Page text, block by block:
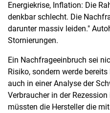
Energiekrise, Inflation: Die
denkbar schlecht. Die
darunter massiv leiden."
Stornierungen.
Ein Nachfrageeinbruch sei
Risiko, sondern werde
auch in einer Analyse der
Verbraucher in der
müssten die Hersteller die